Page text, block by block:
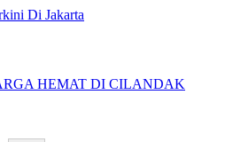
Di Jakarta
HEMAT DI CILANDAK